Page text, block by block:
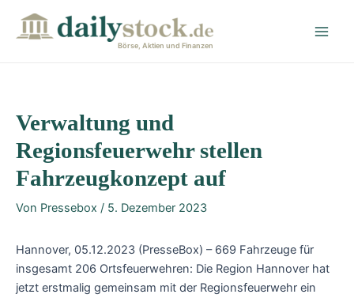
Börse, Aktien und Finanzen
Verwaltung und
Regionsfeuerwehr stellen
Fahrzeugkonzept auf
Von Pressebox / 5. Dezember 2023
Hannover, 05.12.2023 (PresseBox) – 669 Fahrzeuge für
insgesamt 206 Ortsfeuerwehren: Die Region Hannover hat
jetzt erstmalig gemeinsam mit der Regionsfeuerwehr ein